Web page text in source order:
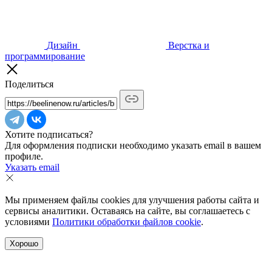
Дизайн
Верстка и
программирование
Поделиться
Хотите подписаться?
Для оформления подписки необходимо указать email в вашем
профиле.
Указать email
Мы применяем файлы cookies для улучшения работы сайта и
сервисы аналитики. Оставаясь на сайте, вы соглашаетесь с
условиями Политики обработки файлов cookie.
Хорошо